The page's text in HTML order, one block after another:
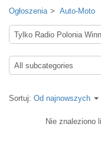
Ogłoszenia Auto-Moto
Sortuj: Od najnowszych
Nie znaleziono